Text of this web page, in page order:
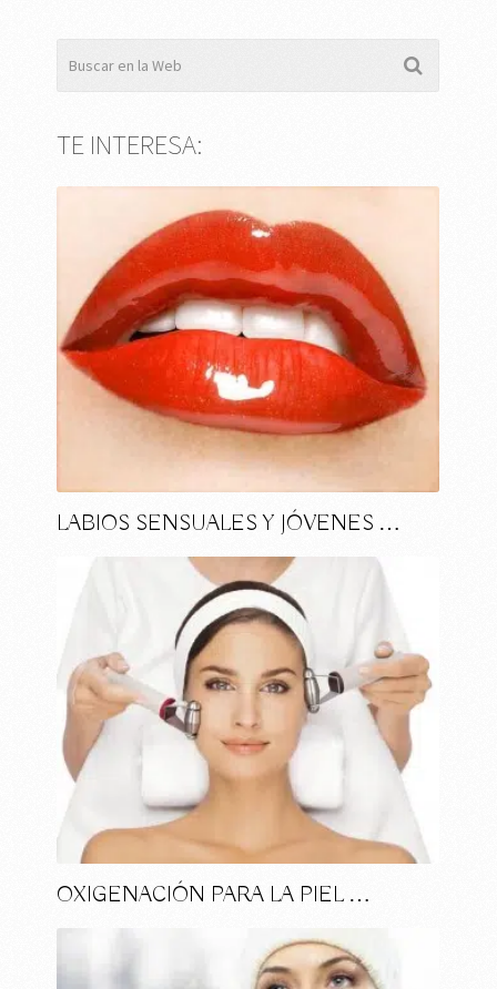
TE INTERESA:
LABIOS SENSUALES Y JÓVENES …
OXIGENACIÓN PARA LA PIEL …